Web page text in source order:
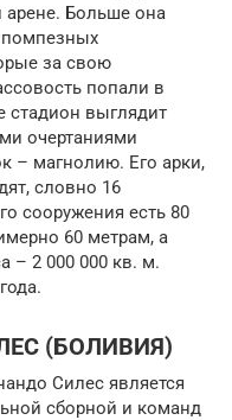
арене. Больше она
помпезных
за свою
попали в
стадион выглядит
очертаниями
– магнолию. Его арки,
словно 16
сооружения есть 80
60 метрам, а
– 2 000 000 кв. м.
(БОЛИВИЯ)
Силес является
сборной и команд